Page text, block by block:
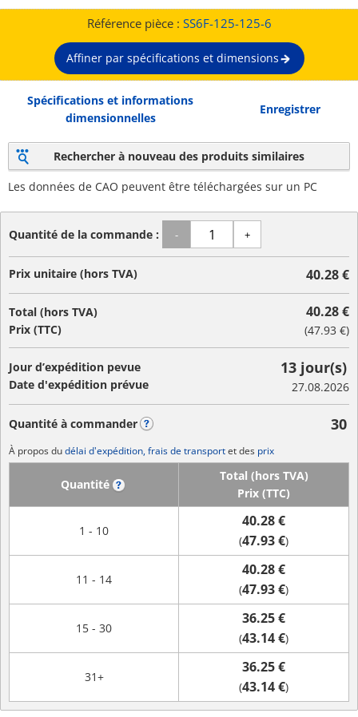
Référence pièce : SS6F-125-125-6
Affiner par spécifications et dimensions
Spécifications et informations
dimensionnelles
Enregistrer
Rechercher à nouveau des produits similaires
Les données de CAO peuvent être téléchargées sur un PC
Quantité de la commande : - +
Prix unitaire (hors TVA) 40.28 €
Total (hors TVA)
Prix (TTC)
40.28 €
(47.93 €)
Jour d’expédition pevue
Date d'expédition prévue
13 jour(s)
27.08.2026
Quantité à commander 30
À propos dudélai d'expédition, frais de transportet des prix
Quantité
Total (hors TVA)
Prix (TTC)
1 - 10
40.28 €
(47.93 €)
11 - 14
40.28 €
(47.93 €)
15 - 30
36.25 €
(43.14 €)
31+
36.25 €
(43.14 €)